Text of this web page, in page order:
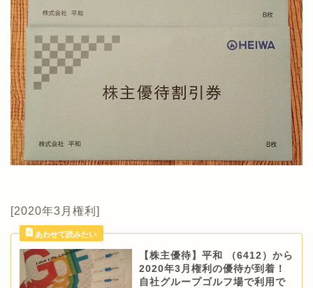
[2020年3月権利]
【株主優待】平和 （6412）から
2020年3月権利の優待が到着！
自社グループゴルフ場で利用で